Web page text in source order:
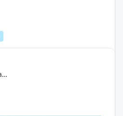
Especialização (pós-graduação)